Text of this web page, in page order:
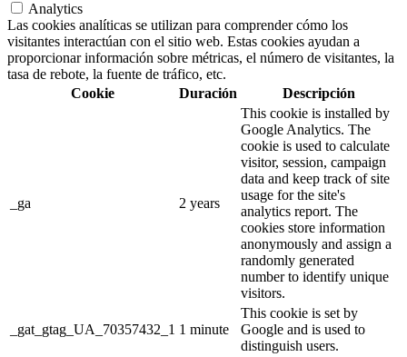
Analytics
Las cookies analíticas se utilizan para comprender cómo los
visitantes interactúan con el sitio web. Estas cookies ayudan a
proporcionar información sobre métricas, el número de visitantes, la
tasa de rebote, la fuente de tráfico, etc.
Cookie
Duración Descripción
_ga 2 years
This cookie is installed by
Google Analytics. The
cookie is used to calculate
visitor, session, campaign
data and keep track of site
usage for the site's
analytics report. The
cookies store information
anonymously and assign a
randomly generated
number to identify unique
visitors.
_gat_gtag_UA_70357432_1 1 minute
This cookie is set by
Google and is used to
distinguish users.